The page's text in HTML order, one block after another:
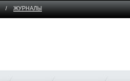
/ ЖУРНАЛЫ